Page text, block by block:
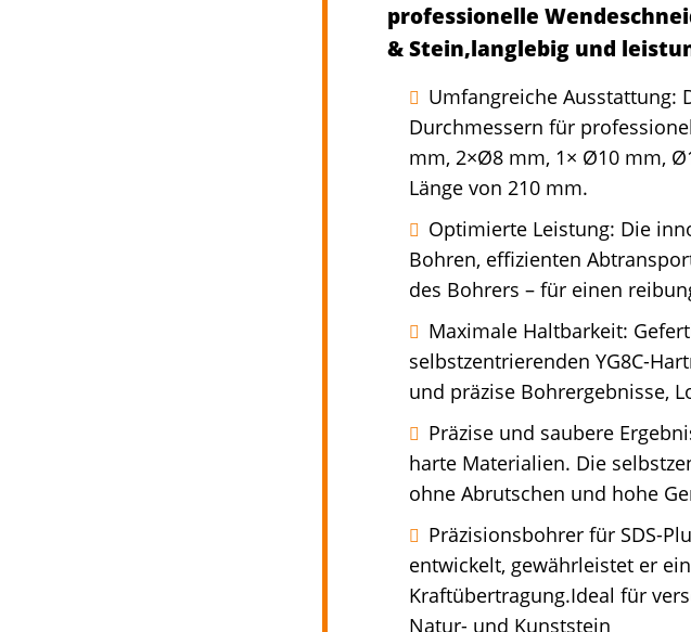
professionelle
& Stein,langlebig und
Umfangreiche Ausstattung:
Durchmessern für
mm, 2×Ø8 mm, 1× Ø10 mm,
Länge von 210 mm.
Optimierte Leistung: Die
Bohren, effizienten
des Bohrers – für einen
Maximale Haltbarkeit:
selbstzentrierenden YG8C-
und präzise Bohrergebnisse,
Präzise und saubere
harte Materialien. Die
ohne Abrutschen und hohe
Präzisionsbohrer für SDS-
entwickelt, gewährleistet er
Kraftübertragung.Ideal für
Natur- und Kunststein